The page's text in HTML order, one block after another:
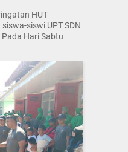
HUT
siswi UPT SDN
Hari Sabtu